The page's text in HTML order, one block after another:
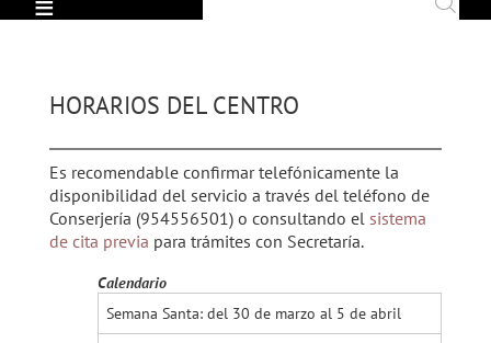
HORARIOS DEL CENTRO
Es recomendable confirmar telefónicamente la
disponibilidad del servicio a través del teléfono de
Conserjería (954556501) o consultando elsistema
de cita previa para trámites con Secretaría.
Calendario
Semana Santa: del 30 de marzo al 5 de abril